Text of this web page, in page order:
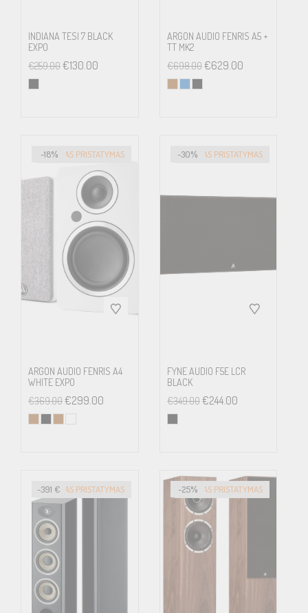
INDIANA TESI 7 BLACK
EXPO
€259.00€130.00
ARGON AUDIO FENRIS A5 +
TT MK2
€698.00 €629.00
-18%
GREITAS PRISTATYMAS
ARGON AUDIO FENRIS A4
WHITE EXPO
€369.00€299.00
-30%
GREITAS PRISTATYMAS
FYNE AUDIO F5E LCR
BLACK
€349.00 €244.00
-391 €
GREITAS PRISTATYMAS -25%
GREITAS PRISTATYMAS